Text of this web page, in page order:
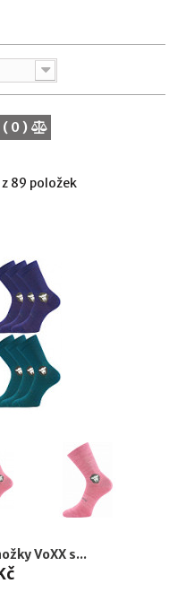
( 0)
89 položek
VoXX s...